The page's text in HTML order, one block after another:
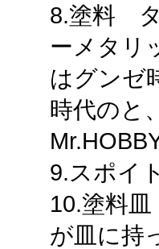
8.塗料 タ
ーメタリ
はグンゼ
時代のと
9.スポイ
10.塗料
が皿に持